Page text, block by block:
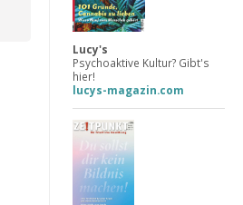
Lucy's
Psychoaktive Kultur? Gibt's
hier!
lucys-magazin.com